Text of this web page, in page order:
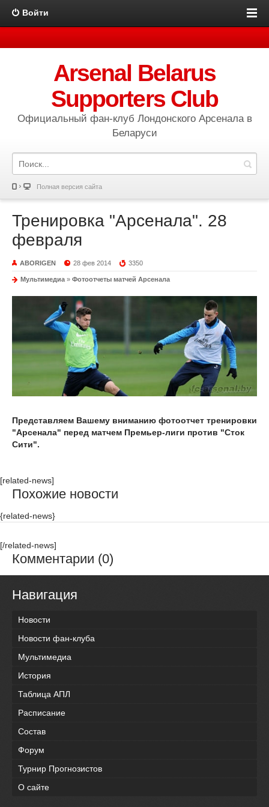
Войти
Arsenal Belarus
Supporters Club
Официальный фан-клуб Лондонского Арсенала в
Беларуси
Полная версия сайта
Тренировка "Арсенала". 28
февраля
ABORIGEN 28 фев 2014 3350
Мультимедиа » Фотоотчеты матчей Арсенала
Представляем Вашему вниманию фотоотчет тренировки
"Арсенала" перед матчем Премьер-лиги против "Сток
Сити".
[related-news]
Похожие новости
{related-news}
[/related-news]
Комментарии (0)
Навигация
Новости
Новости фан-клуба
Мультимедиа
История
Таблица АПЛ
Расписание
Состав
Форум
Турнир Прогнозистов
О сайте